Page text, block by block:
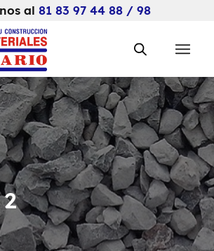
al81 83 97 44 88 / 98